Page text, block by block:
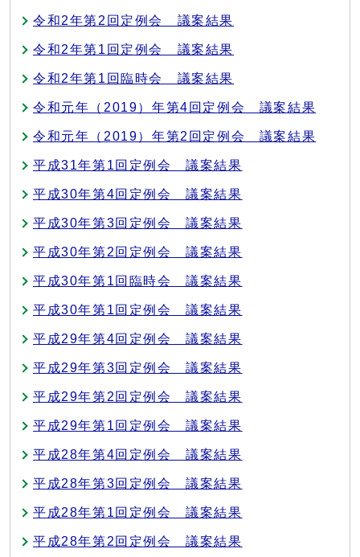
令和2年第2回定例会 議案結果
令和2年第1回定例会 議案結果
令和2年第1回臨時会 議案結果
令和元年（2019）年第4回定例会 議案結果
令和元年（2019）年第2回定例会 議案結果
平成31年第1回定例会 議案結果
平成30年第4回定例会 議案結果
平成30年第3回定例会 議案結果
平成30年第2回定例会 議案結果
平成30年第1回臨時会 議案結果
平成30年第1回定例会 議案結果
平成29年第4回定例会 議案結果
平成29年第3回定例会 議案結果
平成29年第2回定例会 議案結果
平成29年第1回定例会 議案結果
平成28年第4回定例会 議案結果
平成28年第3回定例会 議案結果
平成28年第1回定例会 議案結果
平成28年第2回定例会 議案結果